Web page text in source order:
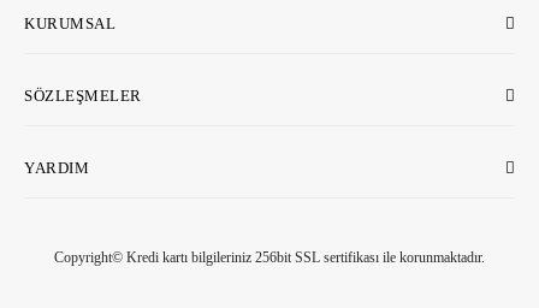
KURUMSAL
SÖZLEŞMELER
YARDIM
Copyright© Kredi kartı bilgileriniz 256bit SSL sertifikası ile korunmaktadır.